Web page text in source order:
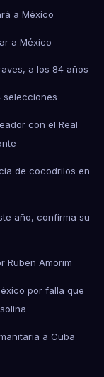
a México
a México
a los 84 años
selecciones
con el Real
de cocodrilos en
año, confirma su
Ruben Amorim
por falla que
a Cuba